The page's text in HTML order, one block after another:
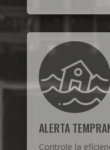
ALERTA
Controle la